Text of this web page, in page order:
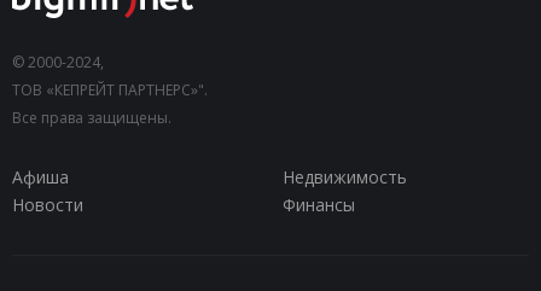
© 2000-2024,
ТОВ «КЕПРЕЙТ ПАРТНЕРС»".
Все права защищены.
Афиша
Недвижимость
Новости
Финансы